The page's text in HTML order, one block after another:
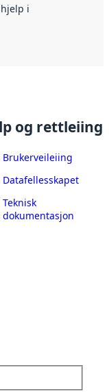
i
og rettleiing
Brukerveileiing
Datafellesskapet
Teknisk
dokumentasjon